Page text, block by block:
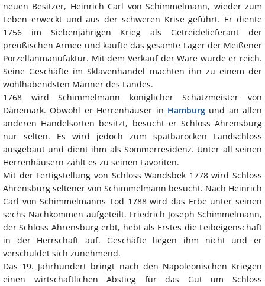
neuen Besitzer, Heinrich Carl von Schimmelmann, wieder zum
Leben erweckt und aus der schweren Krise geführt. Er diente
1756 im Siebenjährigen Krieg als Getreidelieferant der
preußischen Armee und kaufte das gesamte Lager der Meißener
Porzellanmanufaktur. Mit dem Verkauf der Ware wurde er reich.
Seine Geschäfte im Sklavenhandel machten ihn zu einem der
wohlhabendsten Männer des Landes.
1768 wird Schimmelmann königlicher Schatzmeister von
Dänemark. Obwohl er Herrenhäuser in Hamburgund an allen
anderen Handelsorten besitzt, besucht er Schloss Ahrensburg
nur selten. Es wird jedoch zum spätbarocken Landschloss
ausgebaut und dient ihm als Sommerresidenz. Unter all seinen
Herrenhäusern zählt es zu seinen Favoriten.
Mit der Fertigstellung von Schloss Wandsbek 1778 wird Schloss
Ahrensburg seltener von Schimmelmann besucht. Nach Heinrich
Carl von Schimmelmanns Tod 1788 wird das Erbe unter seinen
sechs Nachkommen aufgeteilt. Friedrich Joseph Schimmelmann,
der Schloss Ahrensburg erbt, hebt als Erstes die Leibeigenschaft
in der Herrschaft auf. Geschäfte liegen ihm nicht und er
verschuldet sich zunehmend.
Das 19. Jahrhundert bringt nach den Napoleonischen Kriegen
einen wirtschaftlichen Abstieg für das Gut um Schloss